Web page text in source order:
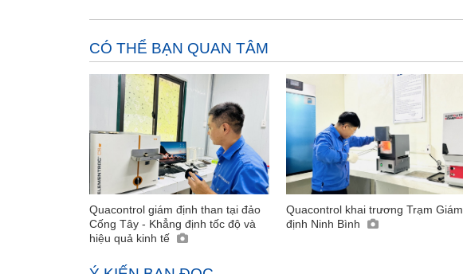
CÓ THỂ BẠN QUAN TÂM
Quacontrol giám định than tại đảo
Cống Tây - Khẳng định tốc độ và
hiệu quả kinh tế
Quacontrol khai trương Trạm Giám
định Ninh Bình